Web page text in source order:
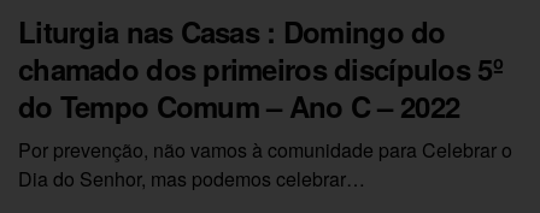
Liturgia nas Casas : Domingo do
chamado dos primeiros discípulos 5º
do Tempo Comum – Ano C – 2022
Por prevenção, não vamos à comunidade para Celebrar o
Dia do Senhor, mas podemos celebrar…